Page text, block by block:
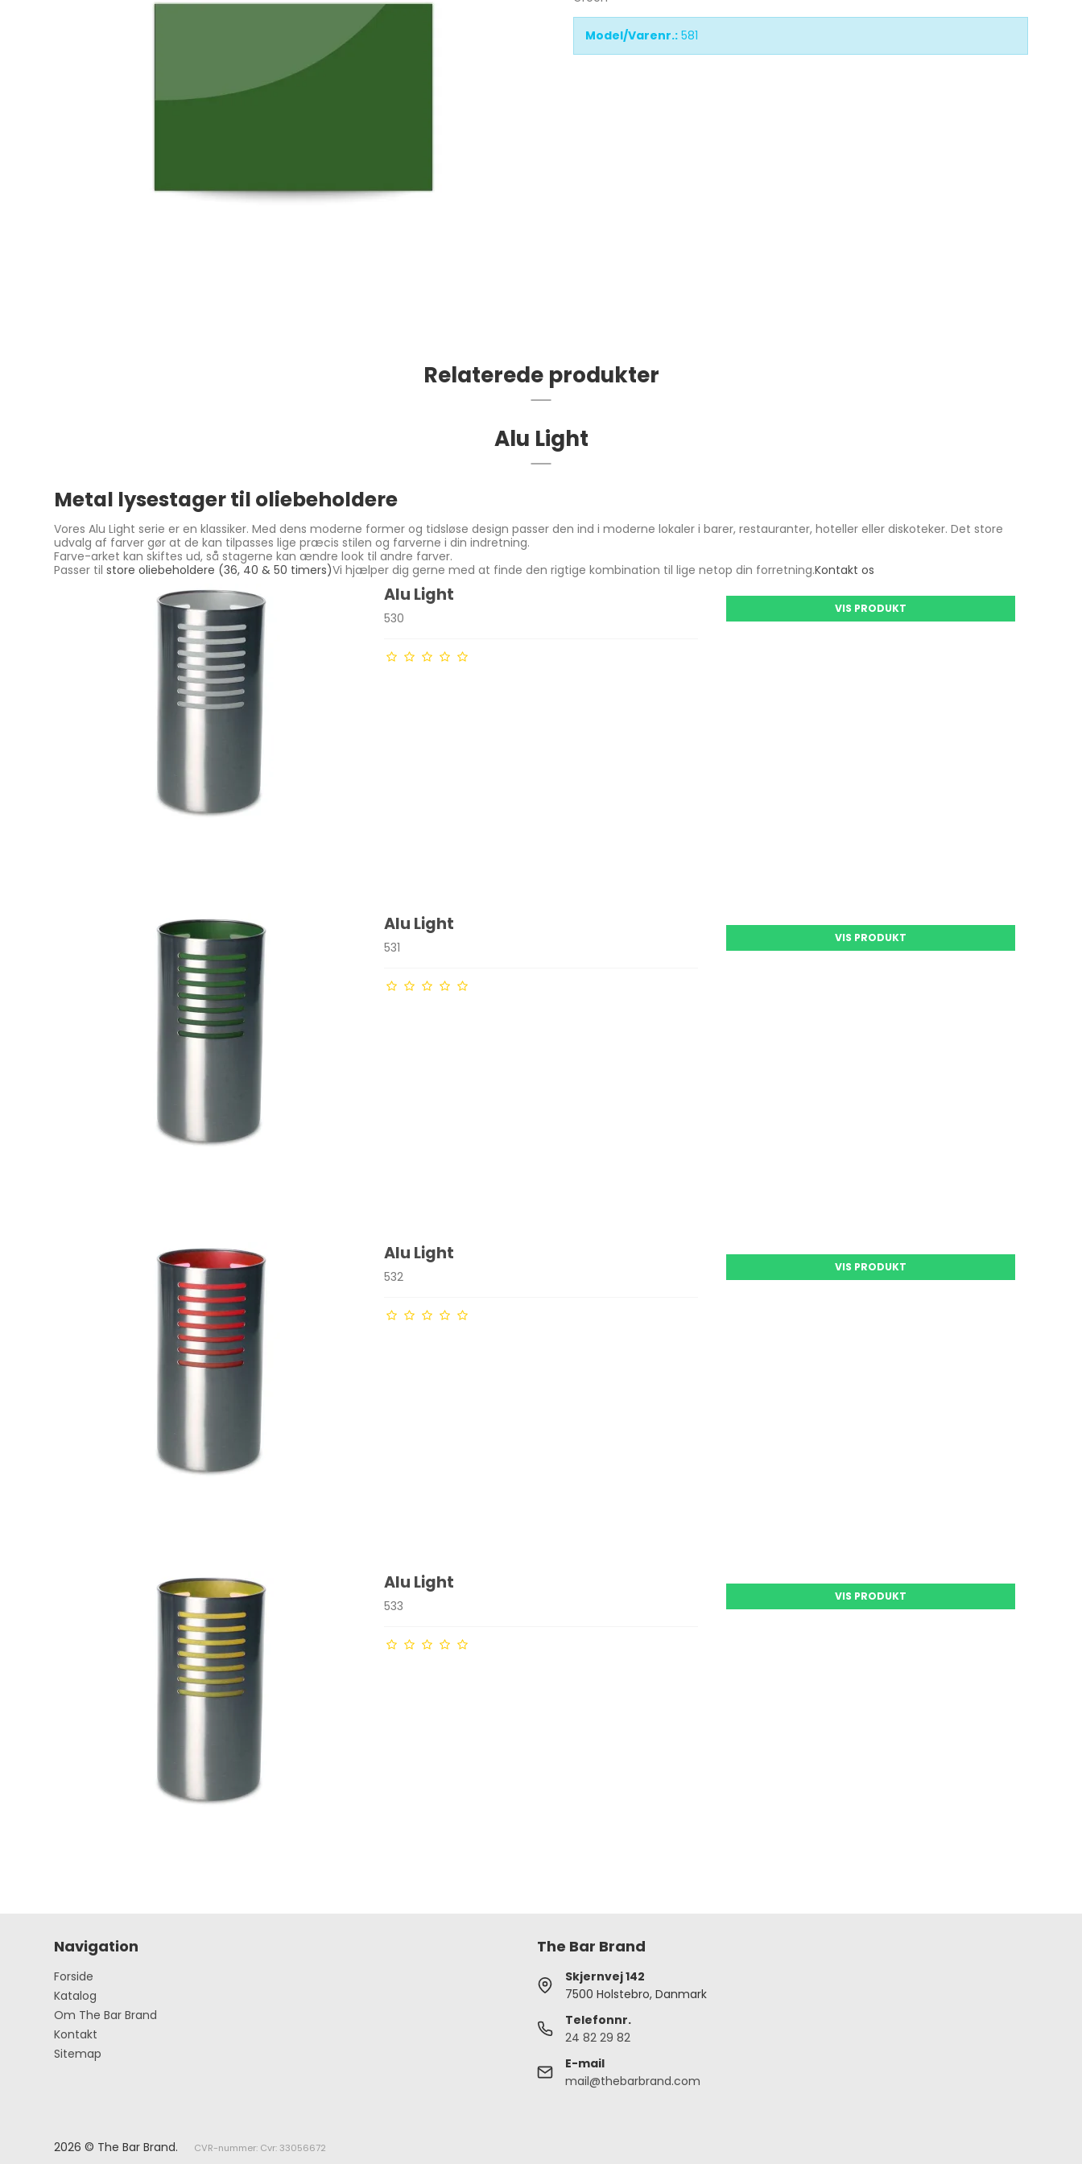
Model/Varenr.: 581
Relaterede produkter
Alu Light
Metal lysestager til oliebeholdere
Vores Alu Light serie er en klassiker. Med dens moderne former og tidsløse design passer den ind i moderne lokaler i barer, restauranter, hoteller eller diskoteker. Det store
udvalg af farver gør at de kan tilpasses lige præcis stilen og farverne i din indretning.
Farve-arket kan skiftes ud, så stagerne kan ændre look til andre farver.
Passer tilstore oliebeholdere (36, 40 & 50 timers)Vi hjælper dig gerne med at finde den rigtige kombination til lige netop din forretning.Kontakt os
Alu Light
530
VIS PRODUKT
Alu Light
531
VIS PRODUKT
Alu Light
532
VIS PRODUKT
Alu Light
533
VIS PRODUKT
Navigation
Forside
Katalog
Om The Bar Brand
Kontakt
Sitemap
The Bar Brand
Skjernvej 142
7500 Holstebro, Danmark
Telefonnr.
24 82 29 82
E-mail
mail@thebarbrand.com
2026 © The Bar Brand. CVR-nummer: Cvr: 33056672